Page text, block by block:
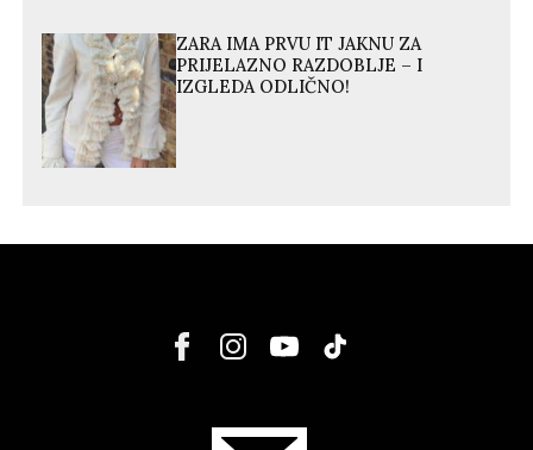
ZARA IMA PRVU IT JAKNU ZA
PRIJELAZNO RAZDOBLJE – I
IZGLEDA ODLIČNO!